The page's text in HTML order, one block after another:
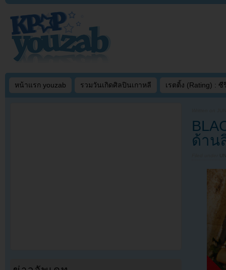
หน้าแรก youzab รวมวันเกิดศิลปินเกาหลี เรตติ้ง (Rating) : ซี
ด้าน